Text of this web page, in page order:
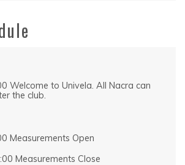
Welcome to Univela. All Nacra can
the club.
Measurements Open
Measurements Close